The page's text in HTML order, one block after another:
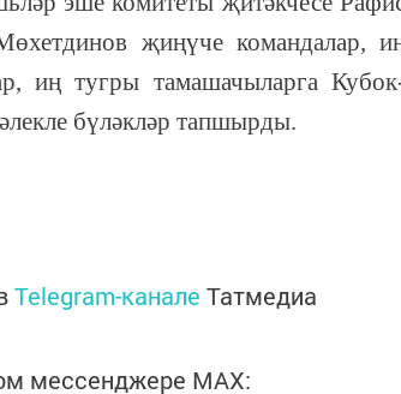
җиңүче командалар,
иң тугры тамашачыларга
бүләкләр тапшырды.
Telegram-канале Татмедиа
мессенджере MАХ: